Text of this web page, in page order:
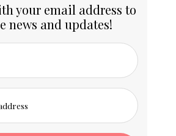
your email address to
news and updates!